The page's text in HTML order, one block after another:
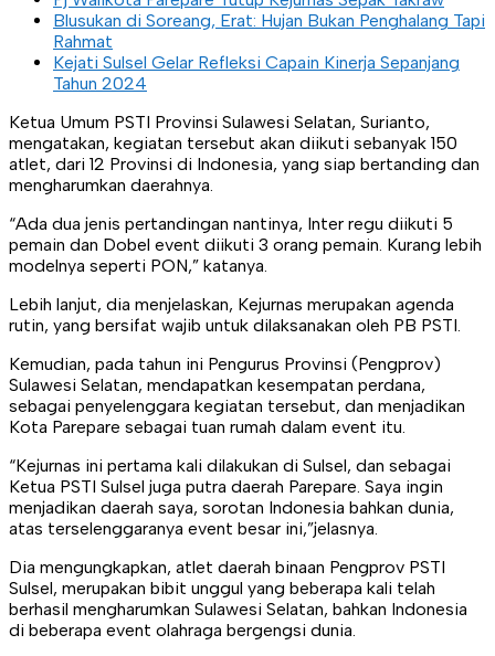
Blusukan di Soreang, Erat: Hujan Bukan Penghalang Tapi
Rahmat
Kejati Sulsel Gelar Refleksi Capain Kinerja Sepanjang
Tahun 2024
Ketua Umum PSTI Provinsi Sulawesi Selatan, Surianto,
mengatakan, kegiatan tersebut akan diikuti sebanyak 150
atlet, dari 12 Provinsi di Indonesia, yang siap bertanding dan
mengharumkan daerahnya.
“Ada dua jenis pertandingan nantinya, Inter regu diikuti 5
pemain dan Dobel event diikuti 3 orang pemain. Kurang lebih
modelnya seperti PON,” katanya.
Lebih lanjut, dia menjelaskan, Kejurnas merupakan agenda
rutin, yang bersifat wajib untuk dilaksanakan oleh PB PSTI.
Kemudian, pada tahun ini Pengurus Provinsi (Pengprov)
Sulawesi Selatan, mendapatkan kesempatan perdana,
sebagai penyelenggara kegiatan tersebut, dan menjadikan
Kota Parepare sebagai tuan rumah dalam event itu.
“Kejurnas ini pertama kali dilakukan di Sulsel, dan sebagai
Ketua PSTI Sulsel juga putra daerah Parepare. Saya ingin
menjadikan daerah saya, sorotan Indonesia bahkan dunia,
atas terselenggaranya event besar ini,”jelasnya.
Dia mengungkapkan, atlet daerah binaan Pengprov PSTI
Sulsel, merupakan bibit unggul yang beberapa kali telah
berhasil mengharumkan Sulawesi Selatan, bahkan Indonesia
di beberapa event olahraga bergengsi dunia.